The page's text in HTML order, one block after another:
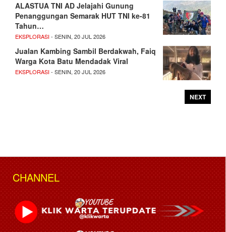
ALASTUA TNI AD Jelajahi Gunung
Penanggungan Semarak HUT TNI ke-81
Tahun…
EKSPLORASI- SENIN, 20 JUL 2026
Jualan Kambing Sambil Berdakwah, Faiq
Warga Kota Batu Mendadak Viral
EKSPLORASI- SENIN, 20 JUL 2026
NEXT
CHANNEL